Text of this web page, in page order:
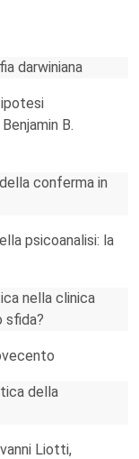
darwiniana
B.
conferma in
psicoanalisi: la
nella clinica
sfida?
della
Liotti,